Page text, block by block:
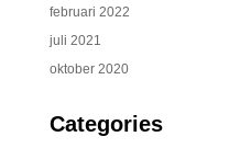
februari 2022
juli 2021
oktober 2020
Categories